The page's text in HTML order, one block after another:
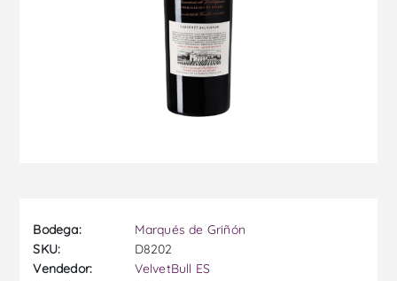
Bodega:
Marqués de Griñón
SKU:
D8202
Vendedor:
VelvetBull ES